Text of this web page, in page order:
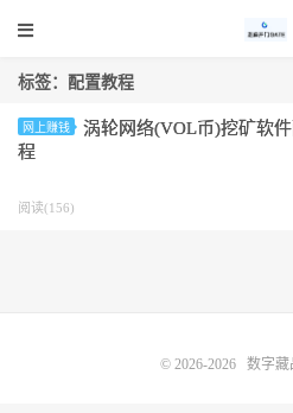
标签：配置教程
网上赚钱
涡轮⽹络(VOL币)挖矿软
程
阅读(156)
© 2026-2026 数字藏